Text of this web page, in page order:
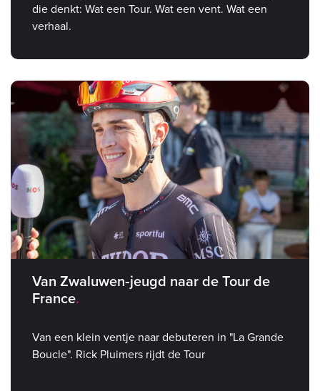
die denkt: Wat een Tour. Wat een vent. Wat een
verhaal.
Van Zwaluwen‑jeugd naar de Tour de
France
Van een klein ventje naar debuteren in "La Grande
Boucle". Rick Pluimers rijdt de Tour